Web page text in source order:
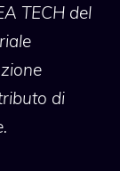
TECH del
di